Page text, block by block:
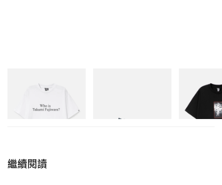
Billionaire Boys Club X Initial
D Cotton T-Shirt 3
BILLIONAIRE
INITIAL D
立即購入
繼續閱讀